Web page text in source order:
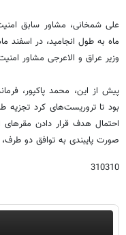
علی شمخانی، مشاور سابق
ماه به طول انجامید، در
وزیر عراق و الاعرجی مشاور
پیش از این، محمد پاکپور،
بود تا تروریست‌های کرد
احتمال هدف قرار دادن مقرهای
صورت پایبندی به توافق دو طرف،
310310